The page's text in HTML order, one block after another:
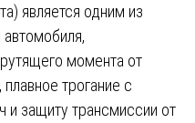
является одним из
момента от
трогание с
и защиту трансмиссии от